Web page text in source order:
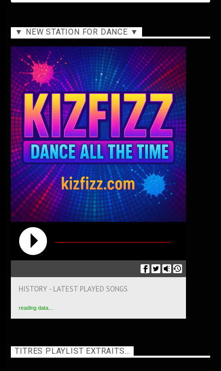
▼ NEW STATION FOR DANCE ▼
HISTORY - LATEST PLAYED SONGS
reading data...
TITRES PLAYLIST EXTRAITS…